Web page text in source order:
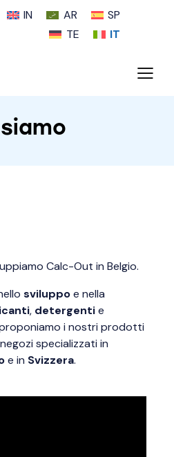
IN AR
SP
TE
IT
Calc-Out in Belgio.
sviluppoe nella
, detergentie
i nostri prodotti
specializzati in
e in Svizzera.